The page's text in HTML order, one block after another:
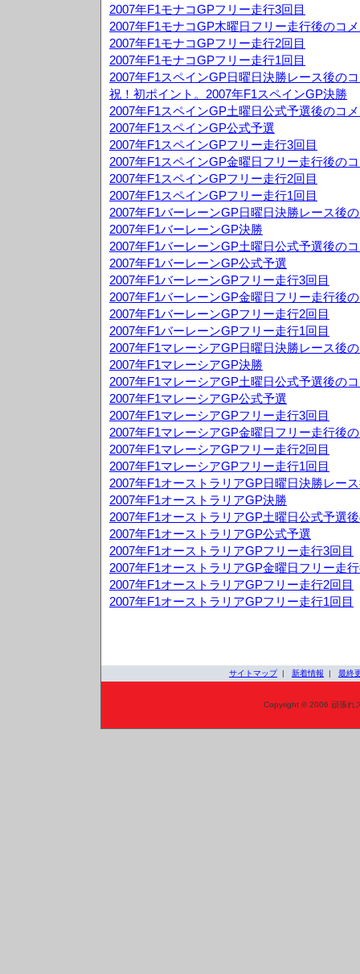
2007年F1モナコGPフリー走行3回目
2007年F1モナコGP木曜日フリー走行後のコ
2007年F1モナコGPフリー走行2回目
2007年F1モナコGPフリー走行1回目
2007年F1スペインGP日曜日決勝レース後の
祝！初ポイント。2007年F1スペインGP決勝
2007年F1スペインGP土曜日公式予選後のコ
2007年F1スペインGP公式予選
2007年F1スペインGPフリー走行3回目
2007年F1スペインGP金曜日フリー走行後の
2007年F1スペインGPフリー走行2回目
2007年F1スペインGPフリー走行1回目
2007年F1バーレーンGP日曜日決勝レース後
2007年F1バーレーンGP決勝
2007年F1バーレーンGP土曜日公式予選後の
2007年F1バーレーンGP公式予選
2007年F1バーレーンGPフリー走行3回目
2007年F1バーレーンGP金曜日フリー走行後
2007年F1バーレーンGPフリー走行2回目
2007年F1バーレーンGPフリー走行1回目
2007年F1マレーシアGP日曜日決勝レース後
2007年F1マレーシアGP決勝
2007年F1マレーシアGP土曜日公式予選後の
2007年F1マレーシアGP公式予選
2007年F1マレーシアGPフリー走行3回目
2007年F1マレーシアGP金曜日フリー走行後
2007年F1マレーシアGPフリー走行2回目
2007年F1マレーシアGPフリー走行1回目
2007年F1オーストラリアGP日曜日決勝レー
2007年F1オーストラリアGP決勝
2007年F1オーストラリアGP土曜日公式予選
2007年F1オーストラリアGP公式予選
2007年F1オーストラリアGPフリー走行3回目
2007年F1オーストラリアGP金曜日フリー走
2007年F1オーストラリアGPフリー走行2回目
2007年F1オーストラリアGPフリー走行1回目
サイトマップ| 新着情報 | 最終
Copyright © 2006 頑張れ